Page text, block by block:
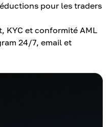
pour les traders
KYC et conformité AML
24/7, email et